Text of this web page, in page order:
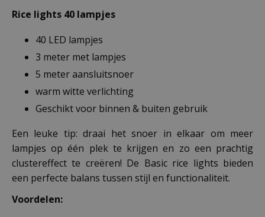
Rice lights 40 lampjes
40 LED lampjes
3 meter met lampjes
5 meter aansluitsnoer
warm witte verlichting
Geschikt voor binnen & buiten gebruik
Een leuke tip: draai het snoer in elkaar om meer
lampjes op één plek te krijgen en zo een prachtig
clustereffect te creëren! De Basic rice lights bieden
een perfecte balans tussen stijl en functionaliteit.
Voordelen: